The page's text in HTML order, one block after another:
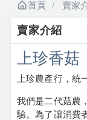
首頁 賣家
賣家介紹
上珍香菇
上珍農產行，統
我們是二代菇農
驗。為了讓消費